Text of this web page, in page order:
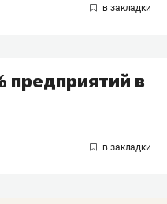
предприятий в